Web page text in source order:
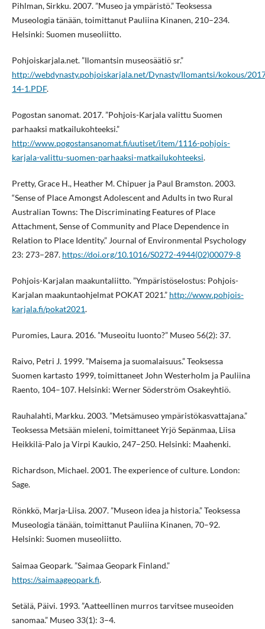
Pihlman, Sirkku. 2007. ”Museo ja ympäristö.” Teoksessa
Museologia tänään, toimittanut Pauliina Kinanen, 210–234.
Helsinki: Suomen museoliitto.
Pohjoiskarjala.net. ”Ilomantsin museosäätiö sr.”
http://webdynasty.pohjoiskarjala.net/Dynasty/Ilomantsi/kokous/
14-1.PDF.
Pogostan sanomat. 2017. ”Pohjois-Karjala valittu Suomen
parhaaksi matkailukohteeksi.”
http://www.pogostansanomat.fi/uutiset/item/1116-pohjois-
karjala-valittu-suomen-parhaaksi-matkailukohteeksi.
Pretty, Grace H., Heather M. Chipuer ja Paul Bramston. 2003.
“Sense of Place Amongst Adolescent and Adults in two Rural
Australian Towns: The Discriminating Features of Place
Attachment, Sense of Community and Place Dependence in
Relation to Place Identity.” Journal of Environmental Psychology
23: 273–287. https://doi.org/10.1016/S0272-4944(02)00079-8
Pohjois-Karjalan maakuntaliitto. ”Ympäristöselostus: Pohjois-
Karjalan maakuntaohjelmat POKAT 2021.” http://www.pohjois-
karjala.fi/pokat2021.
Puromies, Laura. 2016. ”Museoitu luonto?” Museo 56(2): 37.
Raivo, Petri J. 1999. ”Maisema ja suomalaisuus.” Teoksessa
Suomen kartasto 1999, toimittaneet John Westerholm ja Pauliina
Raento, 104–107. Helsinki: Werner Söderström Osakeyhtiö.
Rauhalahti, Markku. 2003. ”Metsämuseo ympäristökasvattajana.”
Teoksessa Metsään mieleni, toimittaneet Yrjö Sepänmaa, Liisa
Heikkilä-Palo ja Virpi Kaukio, 247–250. Helsinki: Maahenki.
Richardson, Michael. 2001. The experience of culture. London:
Sage.
Rönkkö, Marja-Liisa. 2007. ”Museon idea ja historia.” Teoksessa
Museologia tänään, toimittanut Pauliina Kinanen, 70–92.
Helsinki: Suomen museoliitto.
Saimaa Geopark. ”Saimaa Geopark Finland.”
https://saimaageopark.fi.
Setälä, Päivi. 1993. ”Aatteellinen murros tarvitsee museoiden
sanomaa.” Museo 33(1): 3–4.